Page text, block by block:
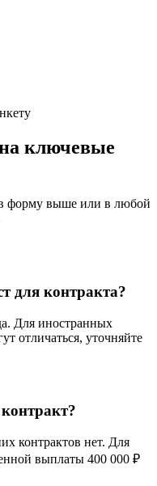
ключевые
форму выше или в любой
для контракта?
Для иностранных
отличаться, уточняйте
контрактов нет. Для
выплаты 400 000 ₽